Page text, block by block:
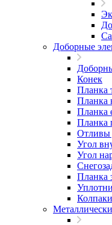
Доборные
Конек
Планка
Планка
Планка
Планка
Отливы
Угол
Угол
Планка